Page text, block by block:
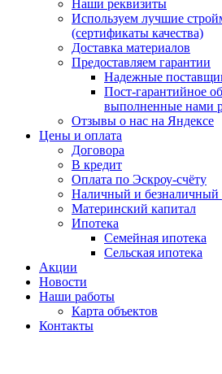
Наши реквизиты
Используем лучшие
(сертификаты качества)
Доставка материалов
Предоставляем гарантии
Надежные
Пост-гарантийное
выполненные нами
Отзывы о нас на Яндексе
Цены и оплата
Договора
В кредит
Оплата по Эскроу-счёту
Наличный и безналичный
Материнский капитал
Ипотека
Семейная ипотека
Сельская ипотека
Акции
Новости
Наши работы
Карта объектов
Контакты